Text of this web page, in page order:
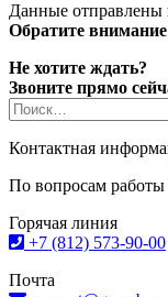
Данные отправлены
Обратите внимание
Не хотите ждать?
Звоните прямо
Найти:
Контактная
По вопросам
Горячая линия
+7 (812) 573-90-00
Почта